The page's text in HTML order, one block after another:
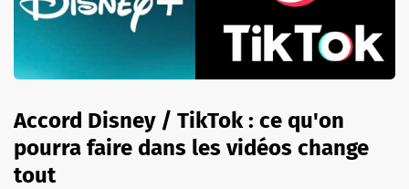
Accord Disney / TikTok : ce qu'on
pourra faire dans les vidéos change
tout